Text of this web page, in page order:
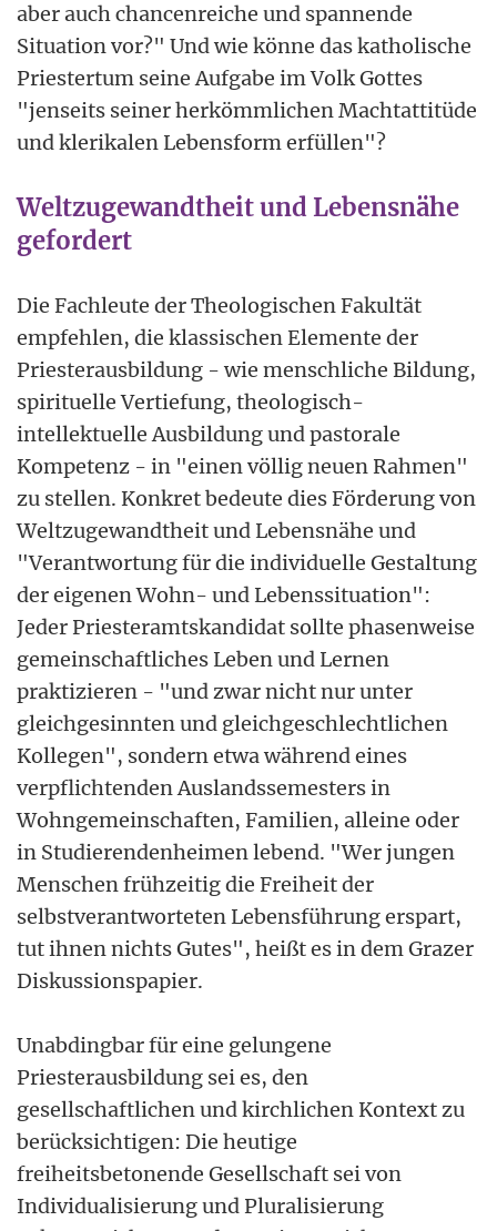
aber auch chancenreiche und spannende
Situation vor?" Und wie könne das katholische
Priestertum seine Aufgabe im Volk Gottes
"jenseits seiner herkömmlichen Machtattitüde
und klerikalen Lebensform erfüllen"?
Weltzugewandtheit und Lebensnähe
gefordert
Die Fachleute der Theologischen Fakultät
empfehlen, die klassischen Elemente der
Priesterausbildung - wie menschliche Bildung,
spirituelle Vertiefung, theologisch-
intellektuelle Ausbildung und pastorale
Kompetenz - in "einen völlig neuen Rahmen"
zu stellen. Konkret bedeute dies Förderung von
Weltzugewandtheit und Lebensnähe und
"Verantwortung für die individuelle Gestaltung
der eigenen Wohn- und Lebenssituation":
Jeder Priesteramtskandidat sollte phasenweise
gemeinschaftliches Leben und Lernen
praktizieren - "und zwar nicht nur unter
gleichgesinnten und gleichgeschlechtlichen
Kollegen", sondern etwa während eines
verpflichtenden Auslandssemesters in
Wohngemeinschaften, Familien, alleine oder
in Studierendenheimen lebend. "Wer jungen
Menschen frühzeitig die Freiheit der
selbstverantworteten Lebensführung erspart,
tut ihnen nichts Gutes", heißt es in dem Grazer
Diskussionspapier.
Unabdingbar für eine gelungene
Priesterausbildung sei es, den
gesellschaftlichen und kirchlichen Kontext zu
berücksichtigen: Die heutige
freiheitsbetonende Gesellschaft sei von
Individualisierung und Pluralisierung